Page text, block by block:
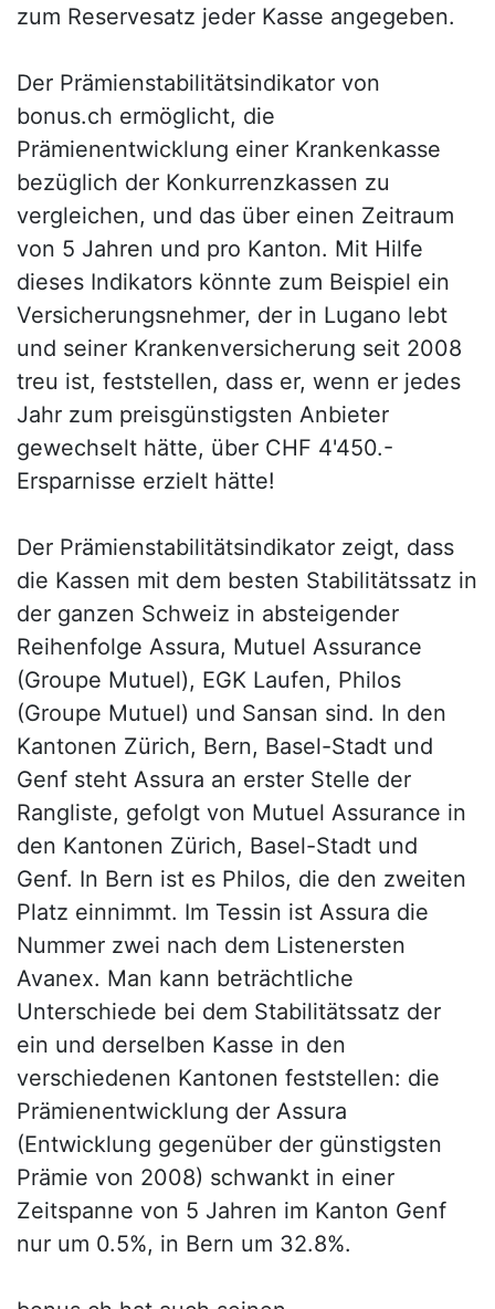
zum Reservesatz jeder Kasse angegeben.
Der Prämienstabilitätsindikator von
bonus.ch ermöglicht, die
Prämienentwicklung einer Krankenkasse
bezüglich der Konkurrenzkassen zu
vergleichen, und das über einen Zeitraum
von 5 Jahren und pro Kanton. Mit Hilfe
dieses Indikators könnte zum Beispiel ein
Versicherungsnehmer, der in Lugano lebt
und seiner Krankenversicherung seit 2008
treu ist, feststellen, dass er, wenn er jedes
Jahr zum preisgünstigsten Anbieter
gewechselt hätte, über CHF 4'450.-
Ersparnisse erzielt hätte!
Der Prämienstabilitätsindikator zeigt, dass
die Kassen mit dem besten Stabilitätssatz in
der ganzen Schweiz in absteigender
Reihenfolge Assura, Mutuel Assurance
(Groupe Mutuel), EGK Laufen, Philos
(Groupe Mutuel) und Sansan sind. In den
Kantonen Zürich, Bern, Basel-Stadt und
Genf steht Assura an erster Stelle der
Rangliste, gefolgt von Mutuel Assurance in
den Kantonen Zürich, Basel-Stadt und
Genf. In Bern ist es Philos, die den zweiten
Platz einnimmt. Im Tessin ist Assura die
Nummer zwei nach dem Listenersten
Avanex. Man kann beträchtliche
Unterschiede bei dem Stabilitätssatz der
ein und derselben Kasse in den
verschiedenen Kantonen feststellen: die
Prämienentwicklung der Assura
(Entwicklung gegenüber der günstigsten
Prämie von 2008) schwankt in einer
Zeitspanne von 5 Jahren im Kanton Genf
nur um 0.5%, in Bern um 32.8%.